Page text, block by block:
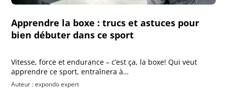
Apprendre la boxe : trucs et astuces pour
bien débuter dans ce sport
Vitesse, force et endurance – c’est ça, la boxe! Qui veut
apprendre ce sport, entraînera à…
Auteur : expondo expert